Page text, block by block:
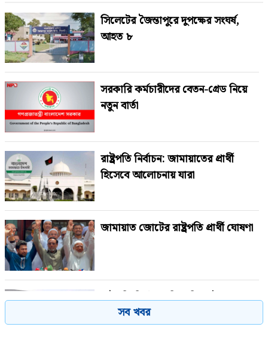
সিলেটের জৈন্তাপুরে দুপক্ষের সংঘর্ষ,
আহত ৮
সরকারি কর্মচারীদের বেতন-গ্রেড নিয়ে
নতুন বার্তা
রাষ্ট্রপতি নির্বাচন: জামায়াতের প্রার্থী
হিসেবে আলোচনায় যারা
জামায়াত জোটের রাষ্ট্রপতি প্রার্থী ঘোষণা
রাষ্ট্রপতি নির্বাচনে বিএনপির দুই
মনোনয়নপত্র সংগ্রহ
সব খবর